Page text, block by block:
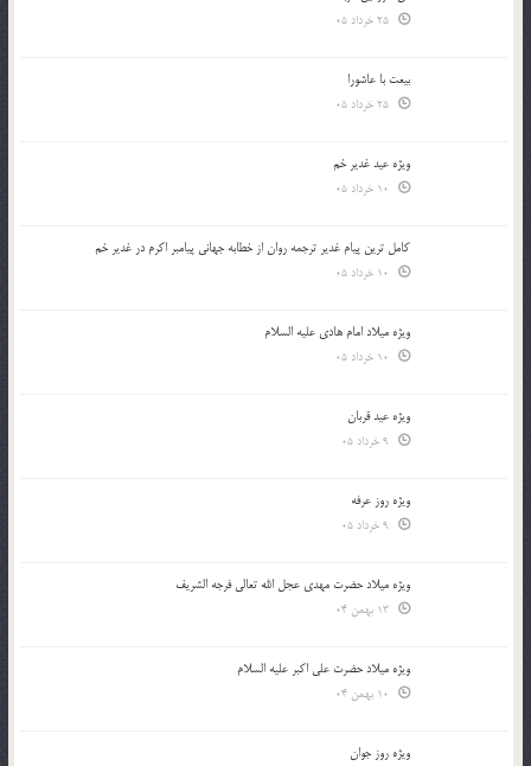
بیعت با عاشورا
ویژه عید غدیر خم
کامل ترین پیام غدیر ترجمه روان از خطابه جهانی پیامبر اکرم در غدیر خم
ویژه میلاد امام هادی علیه السلام
ویژه عید قربان
ویژه روز عرفه
ویژه میلاد حضرت مهدی عجل الله تعالی فرجه الشريف
ویژه میلاد حضرت علی اکبر علیه السلام
ویژه روز جوان